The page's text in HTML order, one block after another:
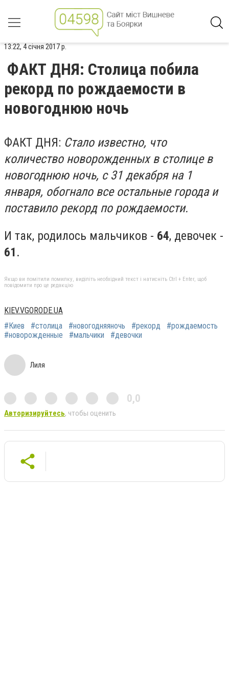
13:22, 4 січня 2017 р.
ФАКТ ДНЯ: Столица побила
рекорд по рождаемости в
новогоднюю ночь
ФАКТ ДНЯ: Стало известно, что
количество новорожденныхв столицев
новогоднюю ночь, с 31 декабря на 1
января, обогнало все остальные города и
поставило рекорд по рождаемости.
И так, родилось мальчиков - 64, девочек -
61.
Якщо ви помітили помилку, виділіть необхідний текст і натисніть Ctrl + Enter, щоб
повідомити про це редакцію
KIEV.VGORODE.UA
#Киев
#столица #новогодняяночь #рекорд
#рождаемость
#новорожденные
#мальчики #девочки
Лиля
0,0
Авторизируйтесь, чтобы оценить